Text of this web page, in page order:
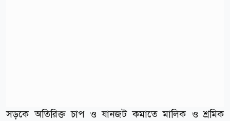
সড়কে অতিরিক্ত চাপ ও যানজট কমাতে মালিক ও শ্রমিক